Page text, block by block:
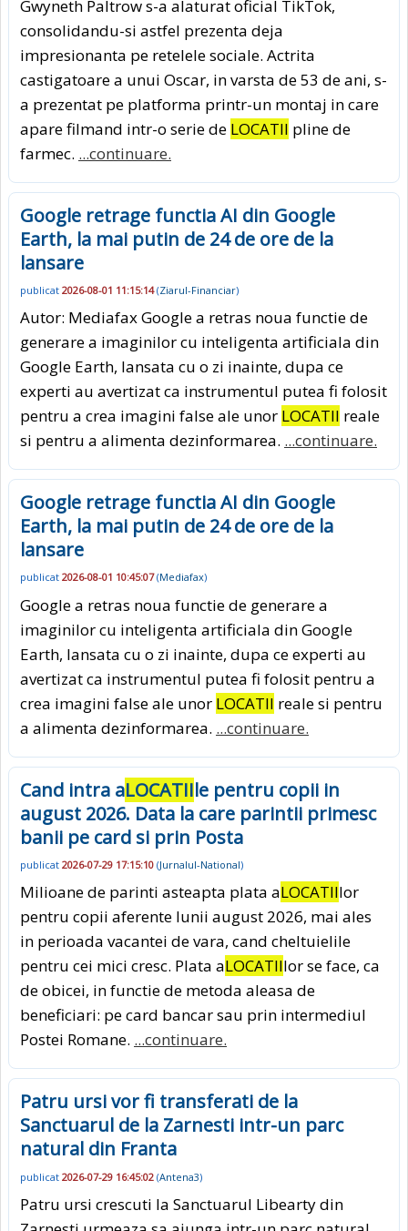
Gwyneth Paltrow s-a alaturat oficial TikTok,
consolidandu-si astfel prezenta deja
impresionanta pe retelele sociale. Actrita
castigatoare a unui Oscar, in varsta de 53 de ani, s-
a prezentat pe platforma printr-un montaj in care
apare filmand intr-o serie de LOCATII pline de
farmec. ...continuare.
Google retrage functia AI din Google
Earth, la mai putin de 24 de ore de la
lansare
publicat 2026-08-01 11:15:14(Ziarul-Financiar)
Autor: Mediafax Google a retras noua functie de
generare a imaginilor cu inteligenta artificiala din
Google Earth, lansata cu o zi inainte, dupa ce
experti au avertizat ca instrumentul putea fi folosit
pentru a crea imagini false ale unor LOCATII reale
si pentru a alimenta dezinformarea. ...continuare.
Google retrage functia AI din Google
Earth, la mai putin de 24 de ore de la
lansare
publicat 2026-08-01 10:45:07(Mediafax)
Google a retras noua functie de generare a
imaginilor cu inteligenta artificiala din Google
Earth, lansata cu o zi inainte, dupa ce experti au
avertizat ca instrumentul putea fi folosit pentru a
crea imagini false ale unor LOCATII reale si pentru
a alimenta dezinformarea. ...continuare.
Cand intra aLOCATIIle pentru copii in
august 2026. Data la care parintii primesc
banii pe card si prin Posta
publicat 2026-07-29 17:15:10 (Jurnalul-National)
Milioane de parinti asteapta plata aLOCATIIlor
pentru copii aferente lunii august 2026, mai ales
in perioada vacantei de vara, cand cheltuielile
pentru cei mici cresc. Plata aLOCATIIlor se face, ca
de obicei, in functie de metoda aleasa de
beneficiari: pe card bancar sau prin intermediul
Postei Romane. ...continuare.
Patru ursi vor fi transferati de la
Sanctuarul de la Zarnesti intr-un parc
natural din Franta
publicat 2026-07-29 16:45:02 (Antena3)
Patru ursi crescuti la Sanctuarul Libearty din